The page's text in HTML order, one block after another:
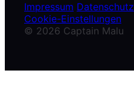
Impressum Datenschutz
Cookie-Einstellungen
© 2026 Captain Malu